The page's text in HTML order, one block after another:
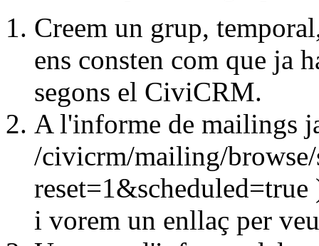
Creem un grup,
ens consten com que ja
segons el CiviCRM.
A l'informe de mailings
/civicrm/mailing/browse/
i vorem un enllaç per